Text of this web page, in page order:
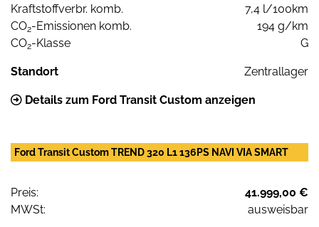
Kraftstoffverbr. komb.
7,4 l/100km
CO2-Emissionen komb.
194 g/km
CO2-Klasse G
Standort Zentrallager
Details zum Ford Transit Custom anzeigen
Ford Transit Custom TREND 320 L1 136PS NAVI VIA SMART
Preis:
41.999,00 €
MWSt:
ausweisbar